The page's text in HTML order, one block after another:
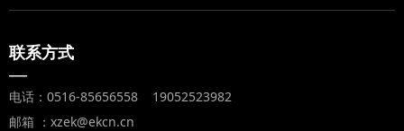
联系方式
—
电话：0516-85656558 19052523982
邮箱 ：xzek@ekcn.cn